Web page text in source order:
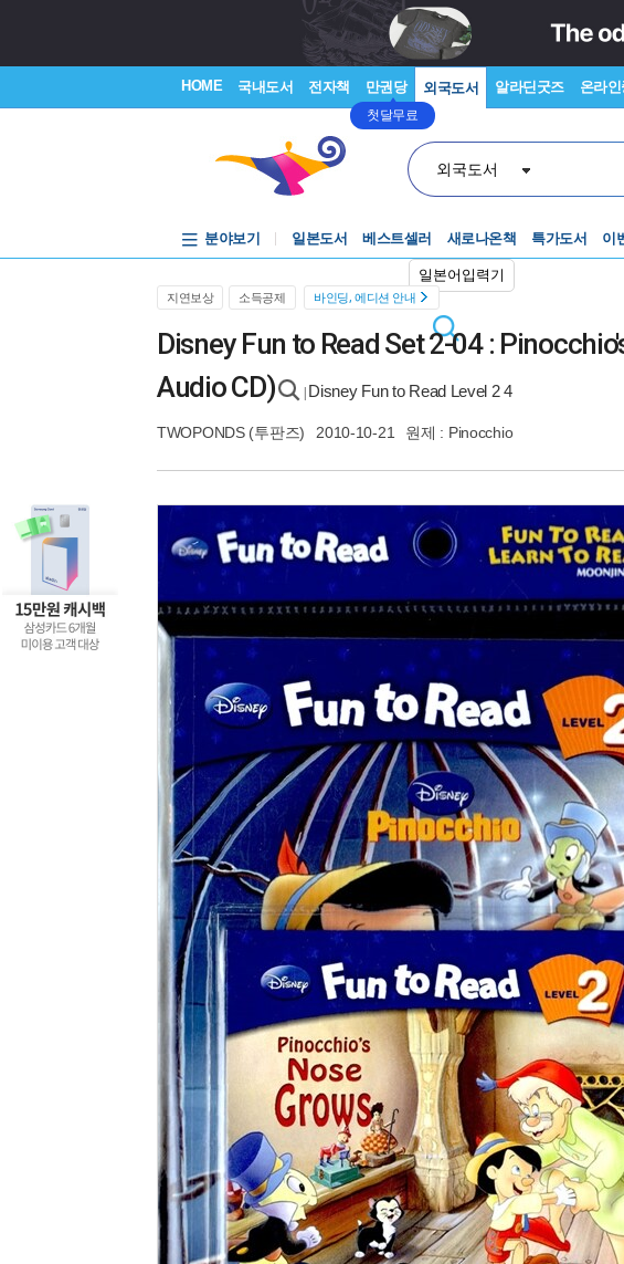
HOME 국내도서 전자책 만권당
첫달무료
외국도서 알라딘굿즈 온라
외국도서
일본어입력기
분야보기 일본도서 베스트셀러 새로나온책 특가도서 이
지연보상 소득공제 바인딩, 에디션 안내
Disney Fun to Read Set 2-04 :
Audio CD)
Disney Fun to Read Level 2 4
TWOPONDS (투판즈) 2010-10-21 원제 : Pinocchio